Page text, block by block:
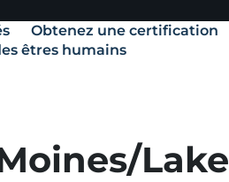
Obtenez une certification
êtres humains
Lake